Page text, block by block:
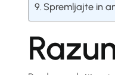
Spremljajte in